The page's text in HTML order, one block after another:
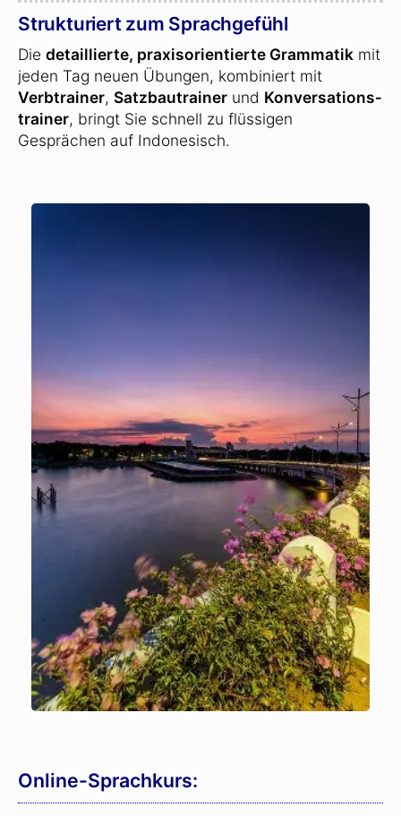
Strukturiert zum Sprachgefühl
Die detaillierte, praxisorientierte Grammatik mit
jeden Tag neuen Übungen, kombiniert mit
Verbtrainer, Satzbautrainer und Konversations­
trainer, bringt Sie schnell zu flüssigen
Gesprächen auf Indonesisch.
Online-Sprachkurs: